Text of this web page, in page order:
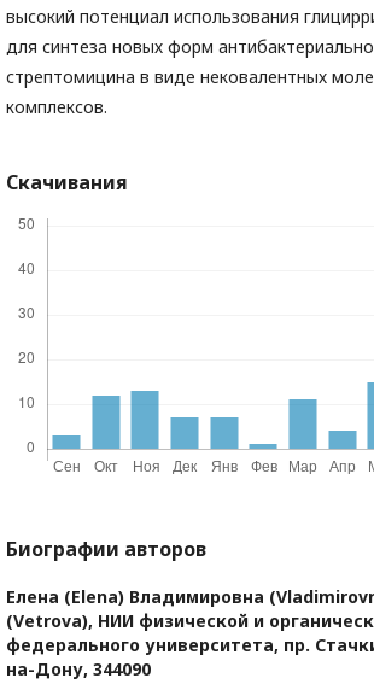
высокий потенциал использования
для синтеза новых форм
стрептомицина в виде нековалентных
комплексов.
Скачивания
Биографии авторов
Елена (Elena) Владимировна
(Vetrova), НИИ физической и
федерального университета, пр.
на-Дону, 344090